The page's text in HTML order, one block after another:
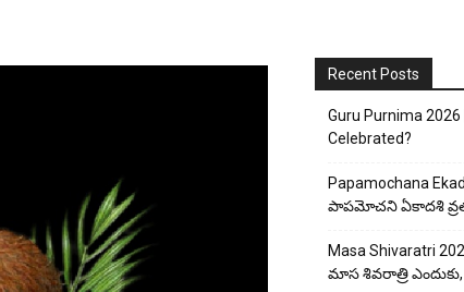
Recent Posts
Guru Purnima 2026
Celebrated?
Papamochana
పాపమోచని ఏకాదశి
Masa Shivaratri
మాస శివరాత్రి